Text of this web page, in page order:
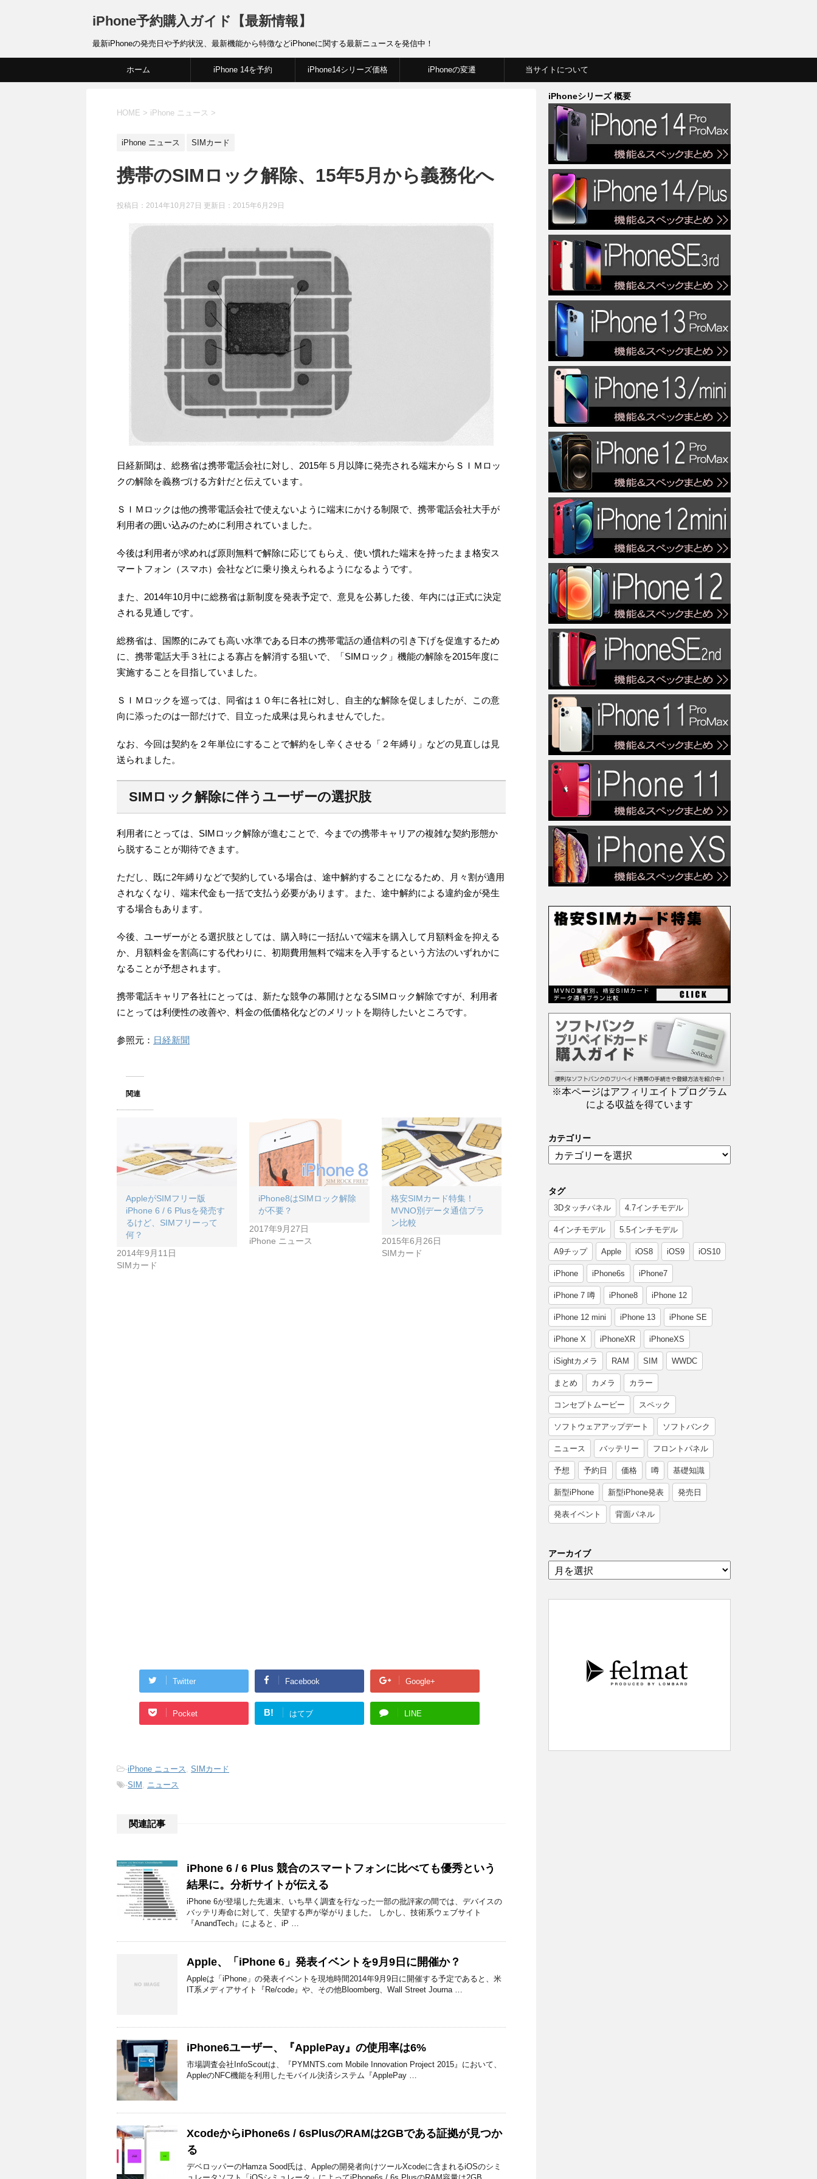
iPhone予約購入ガイド【最新情報】
最新iPhoneの発売日や予約状況、最新機能から特徴などiPhoneに関する最新ニュースを発信中！
ホーム iPhone 14を予約 iPhone14シリーズ価格 iPhoneの変遷 当サイトについて
HOME > iPhone ニュース >
iPhone ニュース SIMカード
携帯のSIMロック解除、15年5月から義務化へ
投稿日：2014年10月27日 更新日： 2015年6月29日
日経新聞は、総務省は携帯電話会社に対し、2015年５月以降に発売される端末からＳＩＭロッ
クの解除を義務づける方針だと伝えています。
ＳＩＭロックは他の携帯電話会社で使えないように端末にかける制限で、携帯電話会社大手が
利用者の囲い込みのために利用されていました。
今後は利用者が求めれば原則無料で解除に応じてもらえ、使い慣れた端末を持ったまま格安ス
マートフォン（スマホ）会社などに乗り換えられるようになるようです。
また、2014年10月中に総務省は新制度を発表予定で、意見を公募した後、年内には正式に決定
される見通しです。
総務省は、国際的にみても高い水準である日本の携帯電話の通信料の引き下げを促進するため
に、携帯電話大手３社による寡占を解消する狙いで、「SIMロック」機能の解除を2015年度に
実施することを目指していました。
ＳＩＭロックを巡っては、同省は１０年に各社に対し、自主的な解除を促しましたが、この意
向に添ったのは一部だけで、目立った成果は見られませんでした。
なお、今回は契約を２年単位にすることで解約をし辛くさせる「２年縛り」などの見直しは見
送られました。
SIMロック解除に伴うユーザーの選択肢
利用者にとっては、SIMロック解除が進むことで、今までの携帯キャリアの複雑な契約形態か
ら脱することが期待できます。
ただし、既に2年縛りなどで契約している場合は、途中解約することになるため、月々割が適用
されなくなり、端末代金も一括で支払う必要があります。また、途中解約による違約金が発生
する場合もあります。
今後、ユーザーがとる選択肢としては、購入時に一括払いで端末を購入して月額料金を抑える
か、月額料金を割高にする代わりに、初期費用無料で端末を入手するという方法のいずれかに
なることが予想されます。
携帯電話キャリア各社にとっては、新たな競争の幕開けとなるSIMロック解除ですが、利用者
にとっては利便性の改善や、料金の低価格化などのメリットを期待したいところです。
参照元： 日経新聞
関連
AppleがSIMフリー版
iPhone 6 / 6 Plusを発売す
るけど、SIMフリーって
何？
2014年9月11日
SIMカード
iPhone8はSIMロック解除
が不要？
2017年9月27日
iPhone ニュース
格安SIMカード特集！
MVNO別データ通信プラ
ン比較
2015年6月26日
SIMカード
Twitter Facebook Google+
Pocket B! はてブ LINE
-iPhone ニュース, SIMカード
-SIM , ニュース
関連記事
iPhone 6 / 6 Plus 競合のスマートフォンに比べても優秀という
結果に。分析サイトが伝える
iPhone 6が登場した先週末、いち早く調査を行なった一部の批評家の間では、デバイスの
バッテリ寿命に対して、失望する声が挙がりました。 しかし、技術系ウェブサイト
『AnandTech』によると、iP …
Apple、「iPhone 6」発表イベントを9月9日に開催か？
Appleは「iPhone」の発表イベントを現地時間2014年9月9日に開催する予定であると、米
IT系メディアサイト『Re/code』や、その他Bloomberg、Wall Street Journa …
iPhone6ユーザー、『ApplePay』の使用率は6%
市場調査会社InfoScoutは、『PYMNTS.com Mobile Innovation Project 2015』において、
AppleのNFC機能を利用したモバイル決済システム『ApplePay …
XcodeからiPhone6s / 6sPlusのRAMは2GBである証拠が見つか
る
デベロッパーのHamza Sood氏は、Appleの開発者向けツールXcodeに含まれるiOSのシミ
iPhoneシリーズ 概要
※本ページはアフィリエイトプログラム
による収益を得ています
カテゴリー
タグ
3Dタッチパネル 4.7インチモデル
4インチモデル 5.5インチモデル
A9チップ Apple iOS8 iOS9 iOS10
iPhone iPhone6s iPhone7
iPhone 7 噂 iPhone8 iPhone 12
iPhone 12 mini iPhone 13 iPhone SE
iPhone X iPhoneXR iPhoneXS
iSightカメラ RAM SIM WWDC
まとめ カメラ カラー
コンセプトムービー スペック
ソフトウェアアップデート ソフトバンク
ニュース バッテリー フロントパネル
予想 予約日 価格 噂 基礎知識
新型iPhone 新型iPhone発表 発売日
発表イベント 背面パネル
アーカイブ